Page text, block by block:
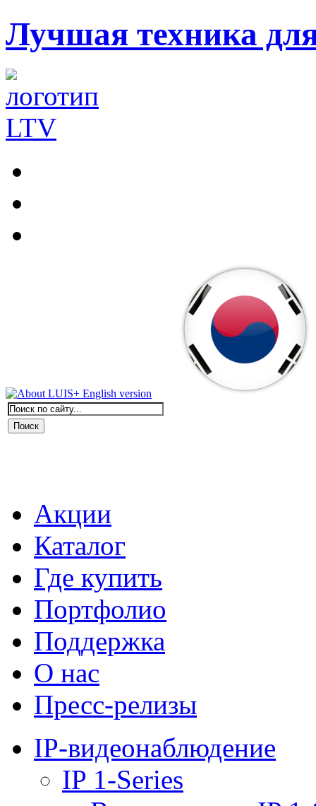
Лучшая техника
Акции
Каталог
Где купить
Портфолио
Поддержка
О нас
Пресс-релизы
IP-видеонаблюдение
IP 1-Series